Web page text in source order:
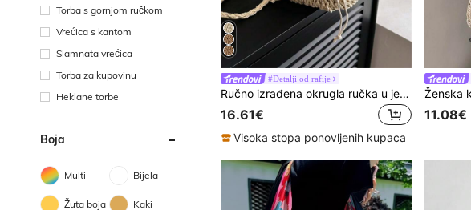
Torba s gornjom ručkom
Vrećica s kantom
Slamnata vrećica
Torba za kupovinu
Heklane torbe
Boja
Multi Bijela
Žuta boja Kaki
#Detalji od rafije
Ručno izrađena okrugla ručka u jednoj boji s vezicama za zatvaranje, prikladno za ljeto, ženska mini ležerna torba preko ramena, idealan poklon, ženske torbe za odmor, praznike, slamnata torbica, slamnata torba za plažu, potrepštine za plažu, osnovni predmeti za plažu, stvari za plažu i ljetni potrepštine, torba za odmor za ljeto
16.61€
Visoka stopa ponovljenih kupaca
11.08€